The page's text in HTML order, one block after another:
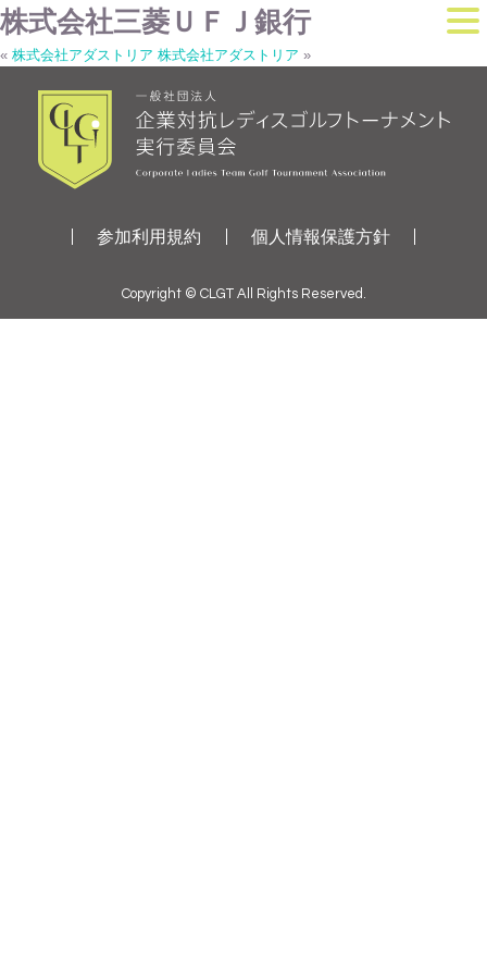
株式会社三菱ＵＦＪ銀行
« 株式会社アダストリア 株式会社アダストリア »
参加利用規約 個人情報保護方針
Copyright © CLGT All Rights Reserved.